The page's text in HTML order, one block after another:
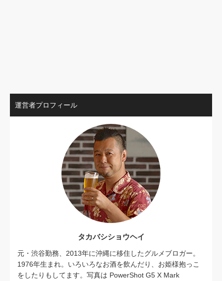
運営者プロフィール
タカバシショウヘイ
元・渋谷勤務、2013年に沖縄に移住したグルメブロガー。
1976年生まれ。いろいろなお酒を飲んだり、お姫様抱っこ
をしたりもしてます。写真は PowerShot G5 X Mark